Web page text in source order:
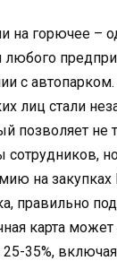
на горючее –
любого
с
лиц стали
позволяет не
сотрудников,
на закупках
правильно
карта
35%,